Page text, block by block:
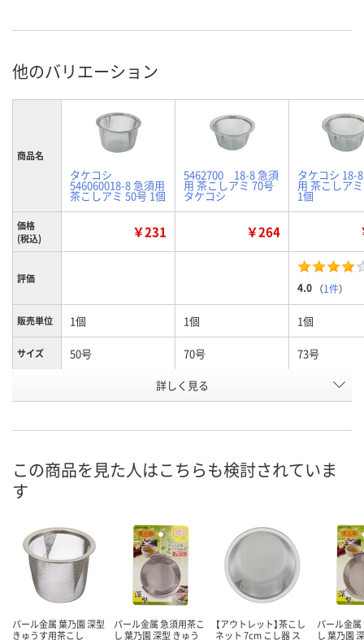
他のバリエーション
商品名
タケコシ
546060018-8 急須用
茶こしアミ 50号 1個
5462700 18-8 急須
用 茶こしアミ 70号
タケコシ
タケコシ 18-
用 茶こしア
1個
価格
(税込)
￥231 ￥264
評価
4.0 （1件）
販売単位 1個 1個 1個
サイズ 50号 70号 73号
P211040 P211218
カゴへ カゴへ カ
詳しく見る
この商品を見た人はこちらも検討されていま
す
パール金属 葉乃園 深型
きゅうす用茶こし
パール金属 急須用茶こ
し 葉乃園 深型 きゅう
【アウトレット】茶こし
ネット 7cm こし器 ス
パール金
し 葉乃園